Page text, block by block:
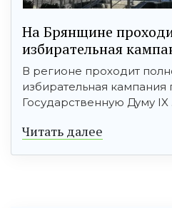
На Брянщине
избирательная
В регионе проходит
избирательная
Государственную Думу IX
Читать далее